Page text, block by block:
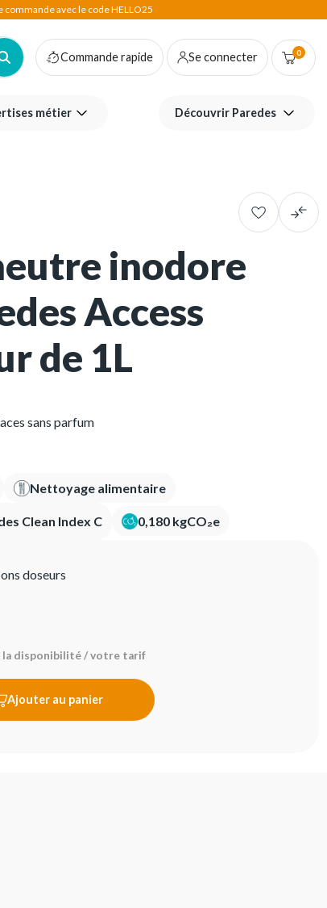
avec le code HELLO25
Commande rapide Se connecter 0
métier Découvrir Paredes
inodore
Access
de 1L
sans parfum
Nettoyage alimentaire
Clean Index C 0,180 kgCO₂e
doseurs
la disponibilité / votre tarif
Ajouter au panier